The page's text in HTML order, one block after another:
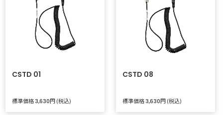
CSTD 01
標準価格3,630円 (税込)
CSTD 08
標準価格3,630円 (税込)